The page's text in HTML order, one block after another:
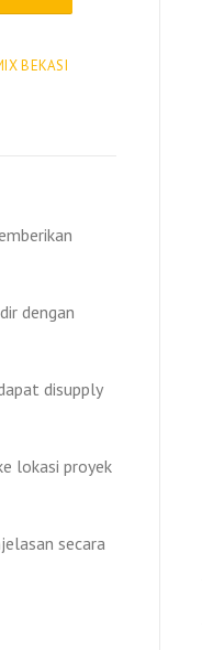
BEKASI
dengan
disupply
lokasi proyek
secara